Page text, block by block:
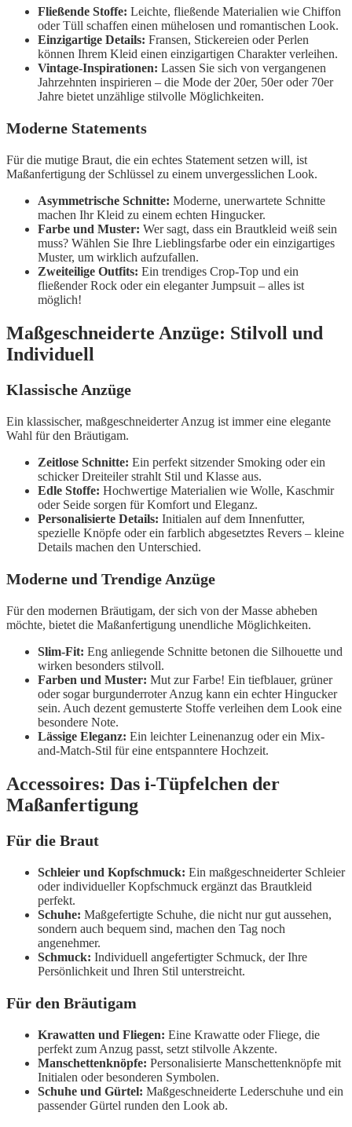
Fließende Stoffe: Leichte, fließende Materialien wie Chiffon
oder Tüll schaffen einen mühelosen und romantischen Look.
Einzigartige Details: Fransen, Stickereien oder Perlen
können Ihrem Kleid einen einzigartigen Charakter verleihen.
Vintage-Inspirationen: Lassen Sie sich von vergangenen
Jahrzehnten inspirieren – die Mode der 20er, 50er oder 70er
Jahre bietet unzählige stilvolle Möglichkeiten.
Moderne Statements
Für die mutige Braut, die ein echtes Statement setzen will, ist
Maßanfertigung der Schlüssel zu einem unvergesslichen Look.
Asymmetrische Schnitte: Moderne, unerwartete Schnitte
machen Ihr Kleid zu einem echten Hingucker.
Farbe und Muster: Wer sagt, dass ein Brautkleid weiß sein
muss? Wählen Sie Ihre Lieblingsfarbe oder ein einzigartiges
Muster, um wirklich aufzufallen.
Zweiteilige Outfits: Ein trendiges Crop-Top und ein
fließender Rock oder ein eleganter Jumpsuit – alles ist
möglich!
Maßgeschneiderte Anzüge: Stilvoll und
Individuell
Klassische Anzüge
Ein klassischer, maßgeschneiderter Anzug ist immer eine elegante
Wahl für den Bräutigam.
Zeitlose Schnitte: Ein perfekt sitzender Smoking oder ein
schicker Dreiteiler strahlt Stil und Klasse aus.
Edle Stoffe: Hochwertige Materialien wie Wolle, Kaschmir
oder Seide sorgen für Komfort und Eleganz.
Personalisierte Details: Initialen auf dem Innenfutter,
spezielle Knöpfe oder ein farblich abgesetztes Revers – kleine
Details machen den Unterschied.
Moderne und Trendige Anzüge
Für den modernen Bräutigam, der sich von der Masse abheben
möchte, bietet die Maßanfertigung unendliche Möglichkeiten.
Slim-Fit: Eng anliegende Schnitte betonen die Silhouette und
wirken besonders stilvoll.
Farben und Muster: Mut zur Farbe! Ein tiefblauer, grüner
oder sogar burgunderroter Anzug kann ein echter Hingucker
sein. Auch dezent gemusterte Stoffe verleihen dem Look eine
besondere Note.
Lässige Eleganz: Ein leichter Leinenanzug oder ein Mix-
and-Match-Stil für eine entspanntere Hochzeit.
Accessoires: Das i-Tüpfelchen der
Maßanfertigung
Für die Braut
Schleier und Kopfschmuck: Ein maßgeschneiderter Schleier
oder individueller Kopfschmuck ergänzt das Brautkleid
perfekt.
Schuhe: Maßgefertigte Schuhe, die nicht nur gut aussehen,
sondern auch bequem sind, machen den Tag noch
angenehmer.
Schmuck: Individuell angefertigter Schmuck, der Ihre
Persönlichkeit und Ihren Stil unterstreicht.
Für den Bräutigam
Krawatten und Fliegen: Eine Krawatte oder Fliege, die
perfekt zum Anzug passt, setzt stilvolle Akzente.
Manschettenknöpfe: Personalisierte Manschettenknöpfe mit
Initialen oder besonderen Symbolen.
Schuhe und Gürtel: Maßgeschneiderte Lederschuhe und ein
passender Gürtel runden den Look ab.